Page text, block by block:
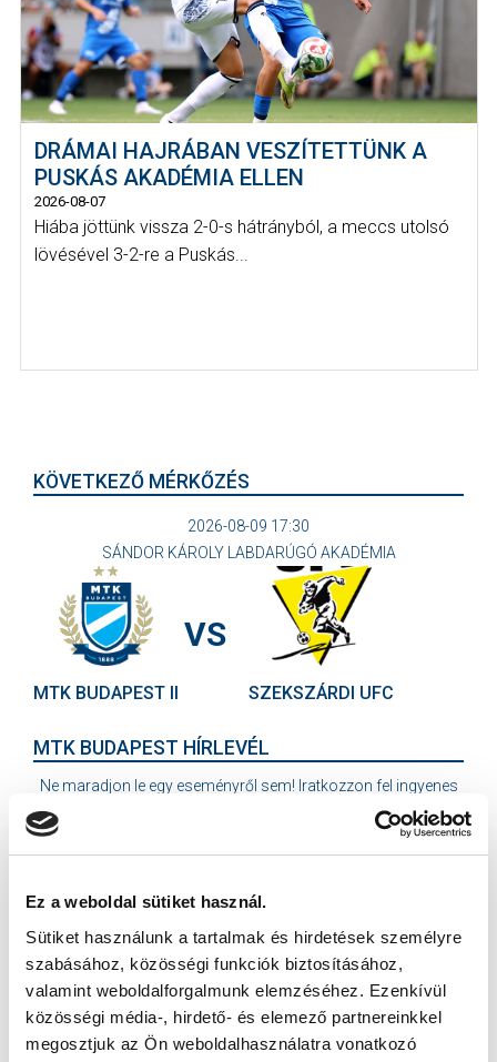
Ez a weboldal sütiket használ.
Sütiket használunk a tartalmak és hirdetések személyre
szabásához, közösségi funkciók biztosításához,
valamint weboldalforgalmunk elemzéséhez. Ezenkívül
közösségi média-, hirdető- és elemező partnereinkkel
megosztjuk az Ön weboldalhasználatra vonatkozó
DRÁMAI HAJRÁBAN VESZÍTETTÜNK A
PUSKÁS AKADÉMIA ELLEN
2026-08-07
Hiába jöttünk vissza 2-0-s hátrányból, a meccs utolsó
lövésével 3-2-re a Puskás...
KÖVETKEZŐ MÉRKŐZÉS
2026-08-09 17:30
SÁNDOR KÁROLY LABDARÚGÓ AKADÉMIA
MTK BUDAPEST II
VS
SZEKSZÁRDI UFC
MTK BUDAPEST HÍRLEVÉL
Ne maradjon le egy eseményről sem! Iratkozzon fel ingyenes
Elfogadom azAdatvédelmi tájékoztatót!
FELIRATKOZOM